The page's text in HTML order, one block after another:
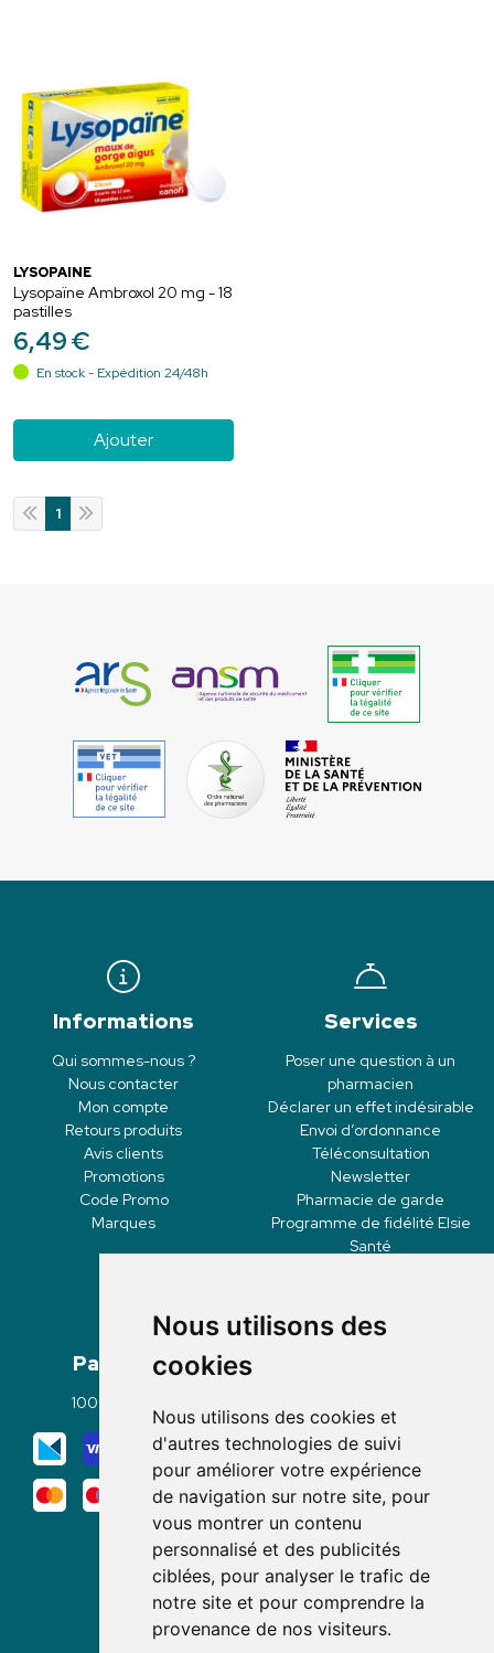
Nous utilisons des
cookies
Nous utilisons des cookies et
d'autres technologies de suivi
pour améliorer votre expérience
de navigation sur notre site, pour
vous montrer un contenu
personnalisé et des publicités
ciblées, pour analyser le trafic de
notre site et pour comprendre la
provenance de nos visiteurs.
LYSOPAINE
Lysopaïne Ambroxol 20 mg - 18
pastilles
6,49€
En stock - Expédition 24/48h
Ajouter
1
Informations
Qui sommes-nous ?
Nous contacter
Mon compte
Retours produits
Avis clients
Promotions
Code Promo
Marques
Services
Poser une question à un
pharmacien
Déclarer un effet indésirable
Envoi d’ordonnance
Téléconsultation
Newsletter
Pharmacie de garde
Programme de fidélité Elsie
Santé
Paiement
100% sécurisé
Mode de livraison
Nous suivre